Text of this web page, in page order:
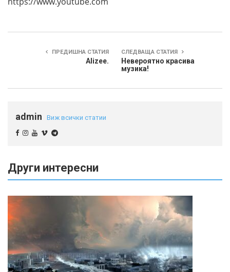
ПРЕДИШНА СТАТИЯ
Alizee.
СЛЕДВАЩА СТАТИЯ
Невероятно красива
музика!
admin Виж всички статии
Други интересни